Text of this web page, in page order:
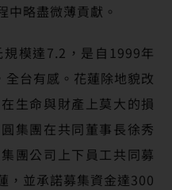
中略盡微薄貢獻。
模達7.2，是自1999年
台有感。花蓮除地貌改
生命與財產上莫大的損
集團在共同董事長徐秀
團公司上下員工共同募
，並承諾募集資金達300